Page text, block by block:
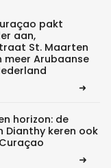
pakt
aan,
St. Maarten
Arubaanse
horizon: de
Dianthy keren ook